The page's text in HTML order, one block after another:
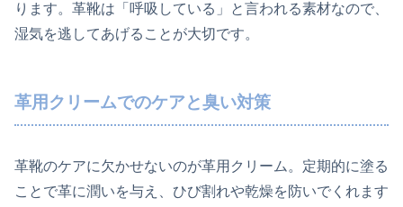
ります。革靴は「呼吸している」と言われる素材なので、
湿気を逃してあげることが大切です。
革用クリームでのケアと臭い対策
革靴のケアに欠かせないのが革用クリーム。定期的に塗る
ことで革に潤いを与え、ひび割れや乾燥を防いでくれます